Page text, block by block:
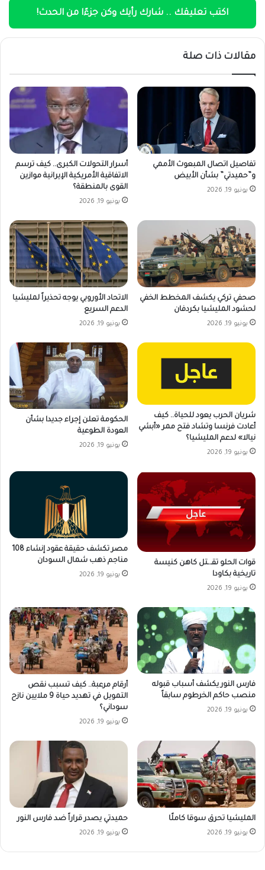
اكتب تعليقك .. شارك رأيك وكن جزءًا من الحدث!
مقالات ذات صلة
تفاصيل اتصال المبعوث الأممي
و”حميدتي” بشأن الأبيض
يونيو 19, 2026
أسرار التحولات الكبرى.. كيف ترسم
الاتفاقية الأمريكية الإيرانية موازين
القوى بالمنطقة؟
يونيو 19, 2026
صحفي تركي يكشف المخطط الخفي
لحشود المليشيا بكردفان
يونيو 19, 2026
الاتحاد الأوروبي يوجه تحذيراً لمليشيا
الدعم السريع
يونيو 19, 2026
شريان الحرب يعود للحياة.. كيف
أعادت فرنسا وتشاد فتح ممر «أبشي
نيالا» لدعم المليشيا؟
يونيو 19, 2026
الحكومة تعلن إجراء جديدا بشأن
العودة الطوعية
يونيو 19, 2026
قوات الحلو تقـ.ـتل كاهن كنيسة
تاريخية بكاودا
يونيو 19, 2026
مصر تكشف حقيقة عقود إنشاء 108
مناجم ذهب شمال السودان
يونيو 19, 2026
فارس النور يكشف أسباب قبوله
منصب حاكم الخرطوم سابقاً
يونيو 19, 2026
أرقام مرعبة.. كيف تسبب نقص
التمويل في تهديد حياة 9 ملايين نازح
سوداني؟
يونيو 19, 2026
المليشيا تحرق سوقا كاملًا
يونيو 19, 2026
حميدتي يصدر قراراً ضد فارس النور
يونيو 19, 2026